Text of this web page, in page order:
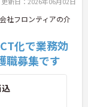
気
社フロンティアの介
化で業務効
職募集です